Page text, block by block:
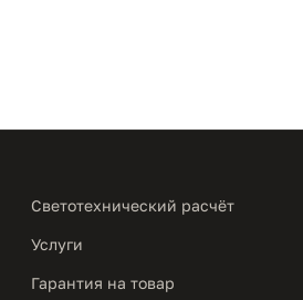
Светотехнический расчёт
Услуги
Гарантия на товар